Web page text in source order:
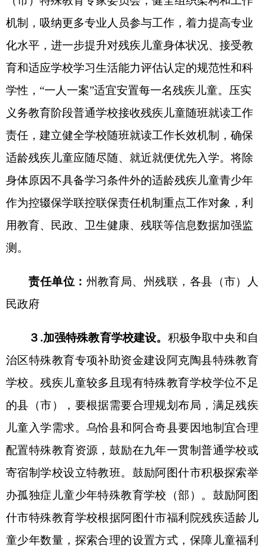
儿童入学需求。乌恰县和阿合奇县要因地制宜合理
配置特殊教育资源，鼓励在九年一贯制普通学校或
寄宿制学校设立特教班。鼓励阿图什市积极探索举
办孤独症儿童少年特殊教育学校（部）。鼓励阿图
童少年数量，探索合理的设置方式，保障儿童福利
机构内具备接受教育能力的适龄残疾儿童接受中小
学教育并纳入学籍管理。
责任单位：州教育局、州发展改革委、州财政
局、州残联，各县（市）人民政府
4.健全送教上门服务制度。认真贯彻落实自治
区关于送教上门实施工作的有关要求，健全工作机
制，完善服务标准，定期复评、科学认定送教上门
况进行动态调整，严格落实送教上门工作 “属地管
理、责任到校、落实到人”的原则，规范送教上门形
学实施送教工作，加强过程管理，提高送教服务工
作质量，做到能够入校就读的残疾儿童不纳入送教
上门范围，确保残疾儿童完成义务教育。
责任单位： 州教育局、州民政局、州残联，各
县（市）人民政府
（二）大力发展非义务教育阶段特殊教育
5.积极发展学前特殊教育。
鼓励普通幼儿园接
收具有接受普通教育能力的适龄残疾儿童就近就便
入园随班就读。鼓励和支持阿图什市特殊教育学校
和有条件的儿童福利机构增设学前部或附设幼儿